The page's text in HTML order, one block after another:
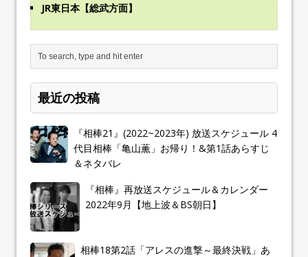
JR東日本【総武方面】
最近の投稿
『相棒21』(2022~2023年) 放送スケジュール 4
代目相棒「亀山薫」お帰り！&第1話あらすじ
＆ネタバレ
『相棒』再放送スケジュール＆カレンダー
2022年9月【地上波＆BS朝日】
相棒18第2話「アレスの進撃～最終決戦」あ